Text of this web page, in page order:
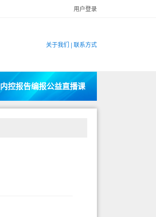
用户登录
关于我们 | 联系方式
内控报告编报公益直播课